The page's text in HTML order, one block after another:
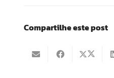
Compartilhe este post